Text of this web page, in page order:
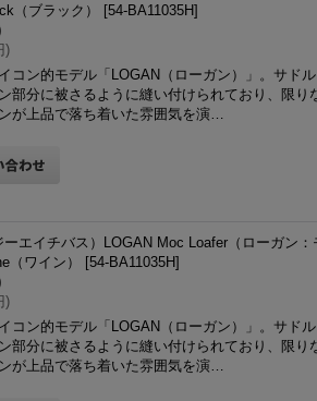
（ブラック）
[54-BA11035H]
)
コン的モデル「LOGAN（ローガン）」。サド
部分に被さるように縫い付けられており、限り
が上品で落ち着いた雰囲気を演…
エイチバス）LOGAN Moc Loafer（ローガン
（ワイン）
[54-BA11035H]
)
コン的モデル「LOGAN（ローガン）」。サド
部分に被さるように縫い付けられており、限り
が上品で落ち着いた雰囲気を演…